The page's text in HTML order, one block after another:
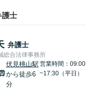
護士
弁護士
総合法律事務所
伏見桃山駅
から徒歩6
分
営業時間：09:00
~17:30（平日）